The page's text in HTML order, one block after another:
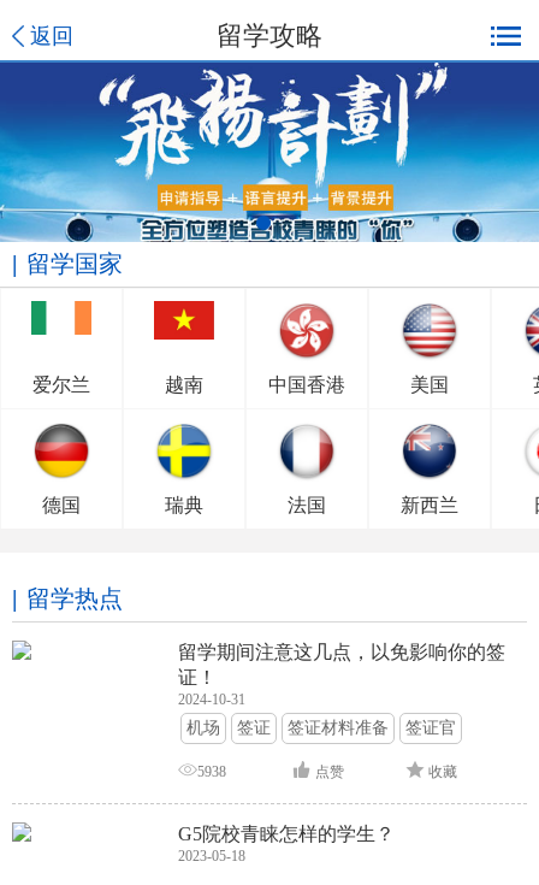
返回 留学攻略
留学国家
爱尔兰 越南 中国香港 美国
德国 瑞典 法国 新西兰
留学热点
留学期间注意这几点，以免影响你的签
证！
2024-10-31
机场 签证 签证材料准备 签证官
签证面试 签证申请攻略
5938 点赞 收藏
G5院校青睐怎样的学生？
2023-05-18